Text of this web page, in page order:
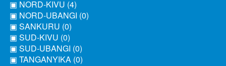
▣ NORD-KIVU (4)
▣ NORD-UBANGI (0)
▣ SANKURU (0)
▣ SUD-KIVU (0)
▣ SUD-UBANGI (0)
▣ TANGANYIKA (0)